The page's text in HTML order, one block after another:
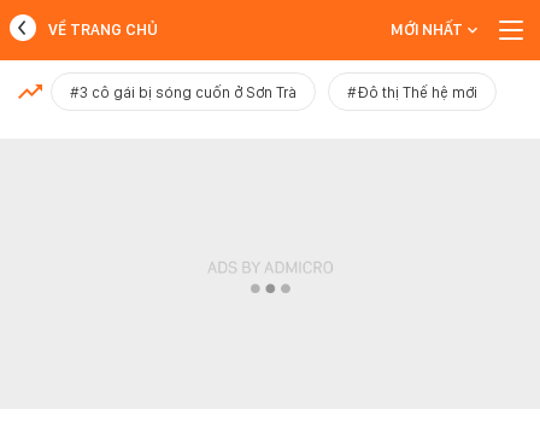
MỚI NHẤT
VỀ TRANG CHỦ MỚI NHẤT
#3 cô gái bị sóng cuốn ở Sơn Trà #Đô thị Thế hệ mới